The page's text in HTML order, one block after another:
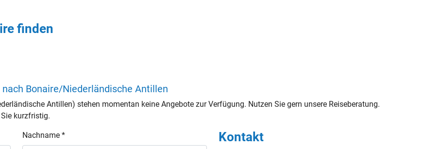
finden
Bonaire/Niederländische Antillen
Antillen) stehen momentan keine Angebote zur Verfügung. Nutzen Sie gern unsere Reiseberatung.
kurzfristig.
Nachname * Kontakt